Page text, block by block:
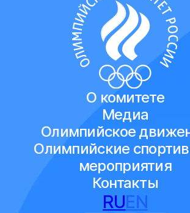
О комитете
Медиа
Олимпийское
Олимпийские
мероприятия
Контакты
RUEN